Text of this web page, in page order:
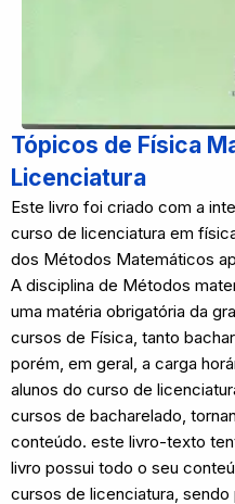
Tópicos de Física
Licenciatura
Este livro foi criado com a
curso de licenciatura em
dos Métodos Matemáticos
A disciplina de Métodos
uma matéria obrigatória da
cursos de Física, tanto
porém, em geral, a carga
alunos do curso de
cursos de bacharelado,
conteúdo. este livro-texto
livro possui todo o seu
cursos de licenciatura,